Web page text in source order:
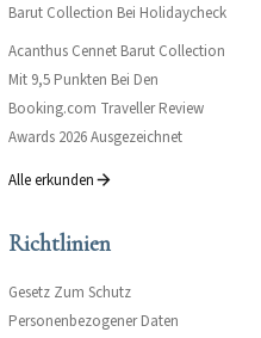
Barut Collection Bei Holidaycheck
Acanthus Cennet Barut Collection
Mit 9,5 Punkten Bei Den
Booking.com Traveller Review
Awards 2026 Ausgezeichnet
Alle erkunden
Richtlinien
Gesetz Zum Schutz
Personenbezogener Daten